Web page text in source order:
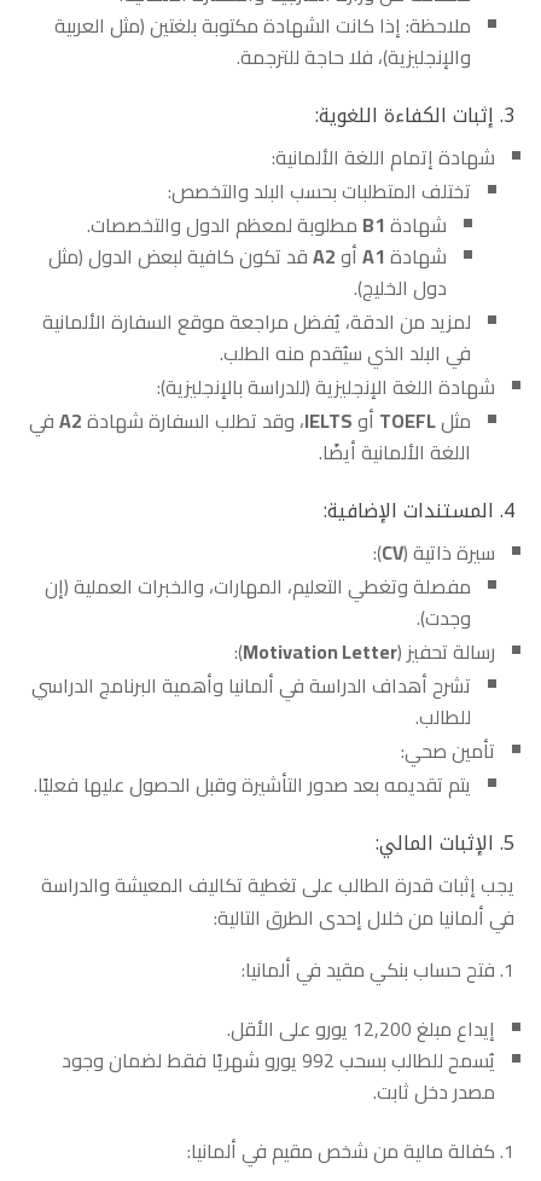
ملاحظة: إذا كانت الشهادة مكتوبة بلغتين (مثل العربية
والإنجليزية)، فلا حاجة للترجمة.
3. إثبات الكفاءة اللغوية:
شهادة إتمام اللغة الألمانية:
تختلف المتطلبات بحسب البلد والتخصص:
شهادةB1 مطلوبة لمعظم الدول والتخصصات.
شهادةA1أوA2قد تكون كافية لبعض الدول (مثل
دول الخليج).
لمزيد من الدقة، يُفضل مراجعة موقع السفارة الألمانية
في البلد الذي سيُقدم منه الطلب.
شهادة اللغة الإنجليزية (للدراسة بالإنجليزية):
مثلTOEFL أوIELTS، وقد تطلب السفارة شهادةA2في
اللغة الألمانية أيضًا.
4. المستندات الإضافية:
سيرة ذاتية (CV
):
مفصلة وتغطي التعليم، المهارات، والخبرات العملية (إن
وجدت).
رسالة تحفيز (Motivation Letter
):
تشرح أهداف الدراسة في ألمانيا وأهمية البرنامج الدراسي
للطالب.
تأمين صحي:
يتم تقديمه بعد صدور التأشيرة وقبل الحصول عليها فعليًا.
5. الإثبات المالي:
يجب إثبات قدرة الطالب على تغطية تكاليف المعيشة والدراسة
في ألمانيا من خلال إحدى الطرق التالية:
فتح حساب بنكي مقيد في ألمانيا:
إيداع مبلغ 12,200 يورو على الأقل.
يُسمح للطالب بسحب 992 يورو شهريًا فقط لضمان وجود
مصدر دخل ثابت.
كفالة مالية من شخص مقيم في ألمانيا: